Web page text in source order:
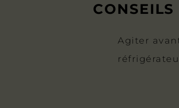
Agiter